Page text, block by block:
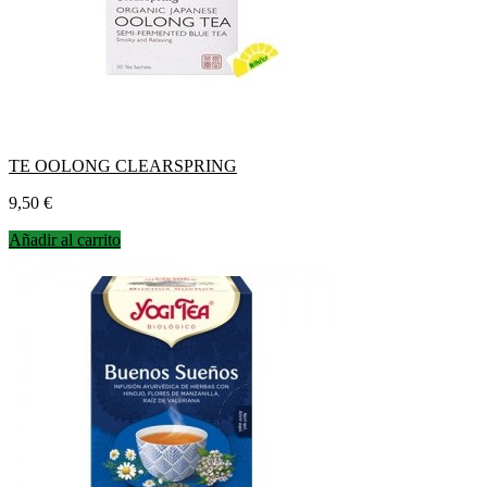
TE OOLONG CLEARSPRING
Precio
9,50 €
Añadir al carrito